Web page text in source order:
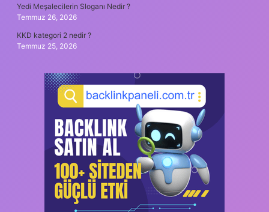
Yedi Meşalecilerin Sloganı Nedir ?
Temmuz 26, 2026
KKD kategori 2 nedir ?
Temmuz 25, 2026